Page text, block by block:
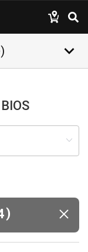
keyboard_arrow_down
)